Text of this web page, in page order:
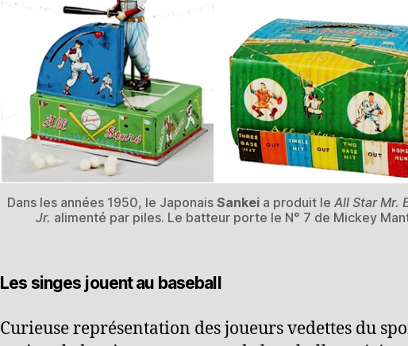
Dans les années 1950, le Japonais Sankei a produit le All Star Mr.
Jr. alimenté par piles. Le batteur porte le N° 7 de Mickey
Les singes jouent au baseball
Curieuse représentation des joueurs vedettes du